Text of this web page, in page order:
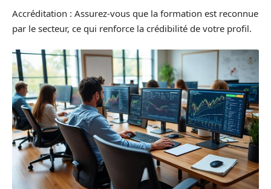
Accréditation : Assurez-vous que la formation est reconnue
par le secteur, ce qui renforce la crédibilité de votre profil.